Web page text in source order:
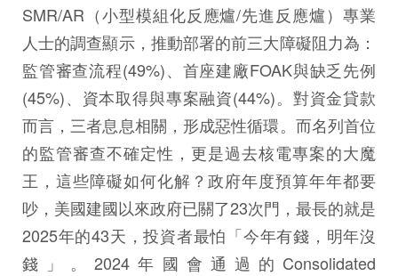
SMR/AR（小型模組化反應爐/先進反應爐）專業
人士的調查顯示，推動部署的前三大障礙阻力為：
監管審查流程(49%)、首座建廠FOAK與缺乏先例
(45%)、資本取得與專案融資(44%)。對資金貸款
而言，三者息息相關，形成惡性循環。而名列首位
的監管審查不確定性，更是過去核電專案的大魔
王，這些障礙如何化解？政府年度預算年年都要
吵，美國建國以來政府已關了23次門，最長的就是
2025年的43天，投資者最怕「今年有錢，明年沒
錢」。2024年國會通過的Consolidated